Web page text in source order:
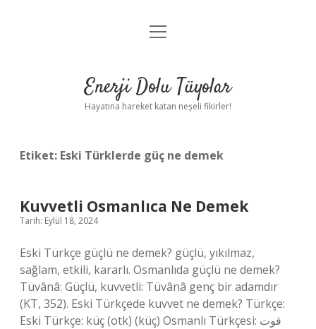
Anasayfa
Yasal Uyarı
menüyü
Enerji Dolu Tüyolar
Hayatına hareket katan neşeli fikirler!
Etiket: Eski Türklerde güç ne demek
Kuvvetli Osmanlıca Ne Demek
Tarih: Eylül 18, 2024
Eski Türkçe güçlü ne demek? güçlü, yıkılmaz,
sağlam, etkili, kararlı. Osmanlıda güçlü ne demek?
Tüvânâ: Güçlü, kuvvetli: Tüvânâ genç bir adamdır
(KT, 352). Eski Türkçede kuvvet ne demek? Türkçe:
Eski Türkçe: küç‎ (otk) (küç) Osmanlı Türkçesi: قوت‎